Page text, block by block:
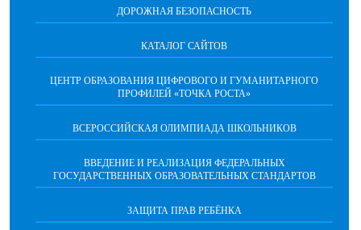
ДОРОЖНАЯ БЕЗОПАСНОСТЬ
КАТАЛОГ САЙТОВ
ЦЕНТР ОБРАЗОВАНИЯ ЦИФРОВОГО И ГУМАНИТАРНОГО
ПРОФИЛЕЙ «ТОЧКА РОСТА»
ВСЕРОССИЙСКАЯ ОЛИМПИАДА ШКОЛЬНИКОВ
ВВЕДЕНИЕ И РЕАЛИЗАЦИЯ ФЕДЕРАЛЬНЫХ
ГОСУДАРСТВЕННЫХ ОБРАЗОВАТЕЛЬНЫХ СТАНДАРТОВ
ЗАЩИТА ПРАВ РЕБЁНКА